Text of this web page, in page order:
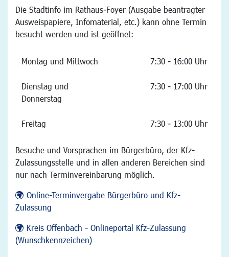
Die Stadtinfo im Rathaus-Foyer (Ausgabe beantragter
Ausweispapiere, Infomaterial, etc.) kann ohne Termin
besucht werden und ist geöffnet:
Montag und Mittwoch 7:30 - 16:00 Uhr
Dienstag und
Donnerstag
7:30 - 17:00 Uhr
Freitag 7:30 - 13:00 Uhr
Besuche und Vorsprachen im Bürgerbüro, der Kfz-
Zulassungsstelle und in allen anderen Bereichen sind
nur nach Terminvereinbarung möglich.
Online-Terminvergabe Bürgerbüro und Kfz-
Zulassung
Kreis Offenbach - Onlineportal Kfz-Zulassung
(Wunschkennzeichen)